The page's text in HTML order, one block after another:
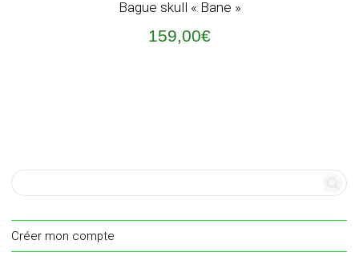
Bague skull « Bane »
159,00€
Créer mon compte